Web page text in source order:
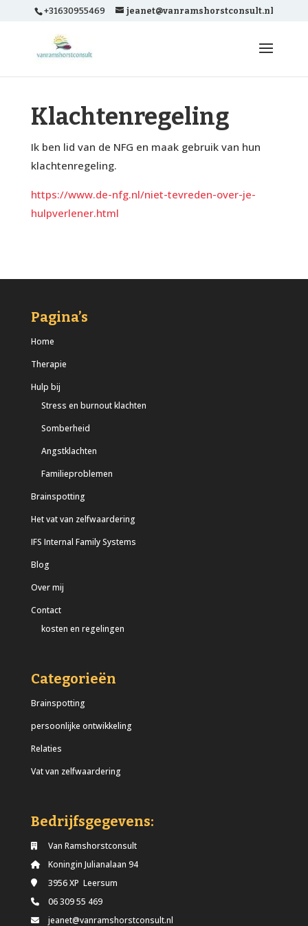
+31630955469 jeanet@vanramshorstconsult.nl
Klachtenregeling
Ik ben lid van de NFG en maak gebruik van hun
klachtenregeling.
https://www.de-nfg.nl/niet-tevreden-over-je-
hulpverlener.html
Pagina’s
Home
Therapie
Hulp bij
Stress en burnout klachten
Somberheid
Angstklachten
Familieproblemen
Brainspotting
Het vat van zelfwaardering
IFS Internal Family Systems
Blog
Over mij
Contact
kosten en regelingen
Categorieën
Brainspotting
persoonlijke ontwikkeling
Relaties
Vat van zelfwaardering
Bedrijfsgegevens:
Van Ramshorstconsult
Koningin Julianalaan 94
3956 XP Leersum
06 309 55 469
jeanet@vanramshorstconsult.nl